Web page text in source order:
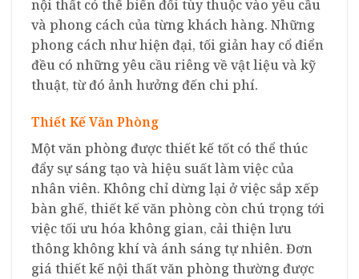
nội thất có thể biến đổi tùy thuộc vào yêu cầu
và phong cách của từng khách hàng. Những
phong cách như hiện đại, tối giản hay cổ điển
đều có những yêu cầu riêng về vật liệu và kỹ
thuật, từ đó ảnh hưởng đến chi phí.
Thiết Kế Văn Phòng
Một văn phòng được thiết kế tốt có thể thúc
đẩy sự sáng tạo và hiệu suất làm việc của
nhân viên. Không chỉ dừng lại ở việc sắp xếp
bàn ghế, thiết kế văn phòng còn chú trọng tới
việc tối ưu hóa không gian, cải thiện lưu
thông không khí và ánh sáng tự nhiên. Đơn
giá thiết kế nội thất văn phòng thường được